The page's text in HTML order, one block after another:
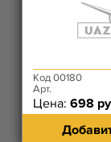
Код 00180
Арт.
Цена: 698